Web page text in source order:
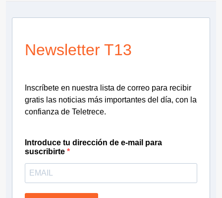
Newsletter T13
Inscríbete en nuestra lista de correo para recibir
gratis las noticias más importantes del día, con la
confianza de Teletrece.
Introduce tu dirección de e-mail para
suscribirte